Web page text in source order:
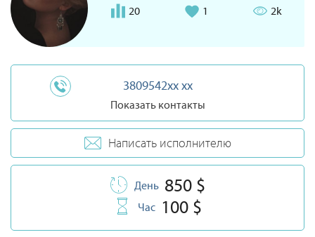
20
1 2k
3809542xx xx
Показать контакты
Написать исполнителю
День 850 $
Час 100 $